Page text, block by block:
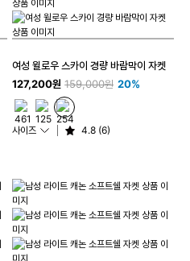
여성 윌로우 스카이 경량 바람막이 자켓
127,200원 159,000원 20%
사이즈 4.8 (6)